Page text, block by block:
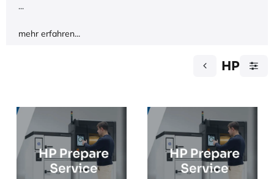
...
mehr erfahren...
HP